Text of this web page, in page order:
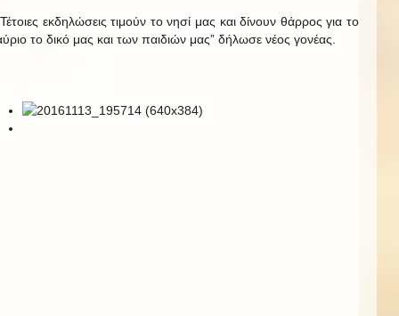
εκδηλώσεις τιμούν το νησί μας και δίνουν θάρρος για το
το δικό μας και των παιδιών μας” δήλωσε νέος γονέας.